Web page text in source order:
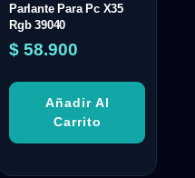
Parlante Para Pc X35
Rgb 39040
$ 58.900
Añadir Al
Carrito